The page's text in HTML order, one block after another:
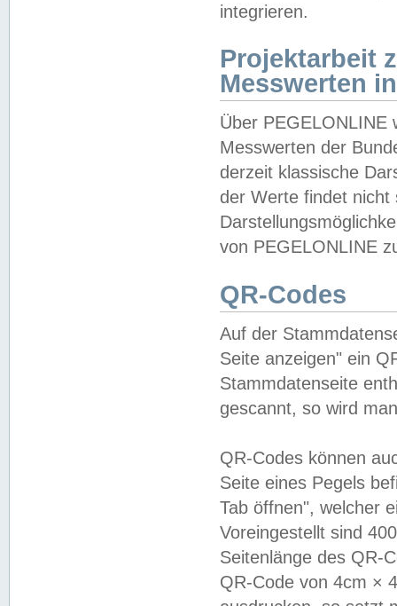
integrieren.
Projektarbeit
Messwerten
Über PEGELONLINE
Messwerten der
derzeit klassische
der Werte findet
von PEGELONLINE
QR-Codes
Auf der
Seite anzeigen" ein
Stammdatenseite
gescannt, so wird
QR-Codes können
Seite eines Pegels
Tab öffnen", welcher
Voreingestellt sind
Seitenlänge des QR-
QR-Code von 4cm ×